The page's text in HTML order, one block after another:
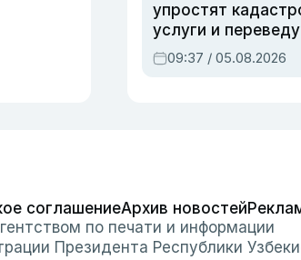
упростят
услуги и
регистрацию
недвижимости в
09:37 / 05.08.2026
соглашениеАрхив новостей
по печати и информации
Президента Республики